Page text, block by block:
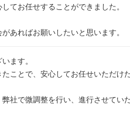
てお任せすることができました。
あればお願いしたいと思います。
ます。
ことで、安心してお任せいただけ
社で微調整を行い、進行させてい